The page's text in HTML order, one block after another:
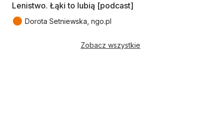
Lenistwo. Łąki to lubią [podcast]
● Dorota Setniewska, ngo.pl
Zobacz wszystkie